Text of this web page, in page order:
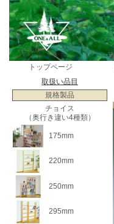
トップページ
取扱い品目
規格製品
チョイス
（奥行き違い4種類）
175mm
220mm
250mm
295mm